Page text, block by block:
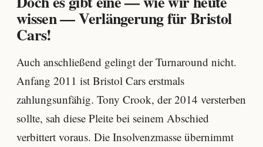
wissen — Verlängerung für Bristol
Cars!
Auch anschließend gelingt der Turnaround nicht.
Anfang 2011 ist Bristol Cars erstmals
zahlungsunfähig. Tony Crook, der 2014 versterben
sollte, sah diese Pleite bei seinem Abschied
verbittert voraus. Die Insolvenzmasse übernimmt